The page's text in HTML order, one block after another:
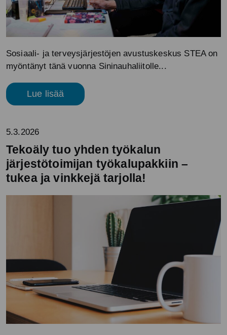
Sosiaali- ja terveysjärjestöjen avustuskeskus STEA on
myöntänyt tänä vuonna Sininauhaliitolle...
Lue lisää
5.3.2026
Tekoäly tuo yhden työkalun
järjestötoimijan työkalupakkiin –
tukea ja vinkkejä tarjolla!